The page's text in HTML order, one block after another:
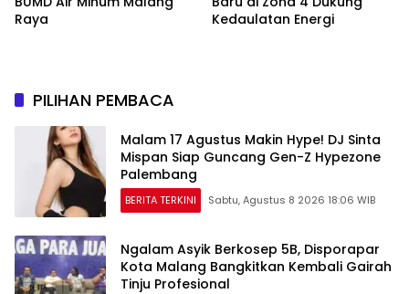
Raya
Kedaulatan Energi
PILIHAN PEMBACA
Malam 17 Agustus Makin Hype! DJ Sinta
Mispan Siap Guncang Gen-Z Hypezone
Palembang
BERITA TERKINI Sabtu, Agustus 8 2026 18:06 WIB
Ngalam Asyik Berkosep 5B, Disporapar
Kota Malang Bangkitkan Kembali Gairah
Tinju Profesional